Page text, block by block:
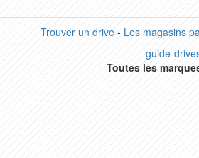
Trouver un drive- Les magasins
guide-
Toutes les